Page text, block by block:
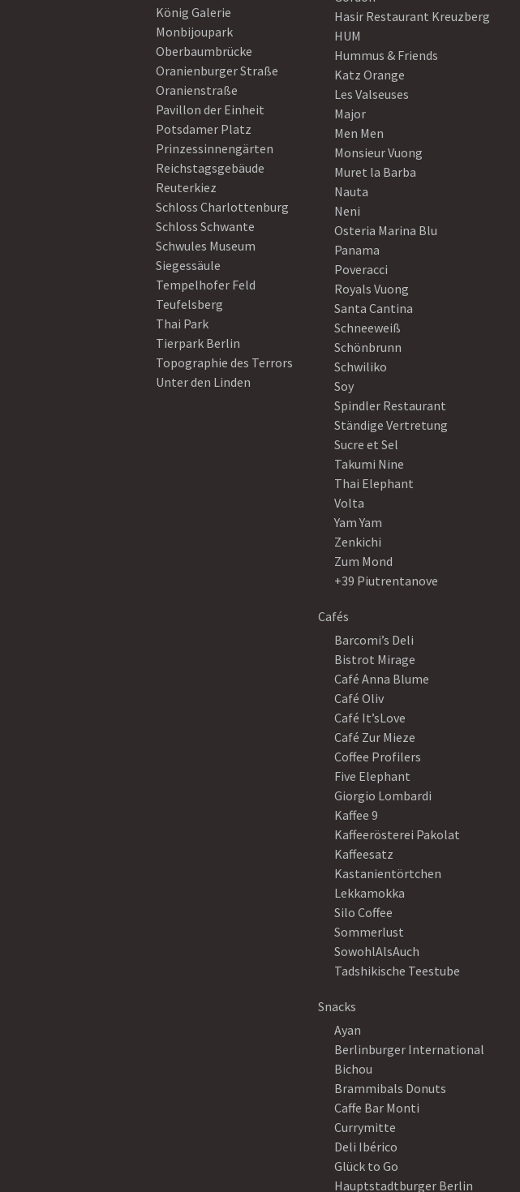
König Galerie
Monbijoupark
Oberbaumbrücke
Oranienburger Straße
Oranienstraße
Pavillon der Einheit
Potsdamer Platz
Prinzessinnengärten
Reichstagsgebäude
Reuterkiez
Schloss Charlottenburg
Schloss Schwante
Schwules Museum
Siegessäule
Tempelhofer Feld
Teufelsberg
Thai Park
Tierpark Berlin
Topographie des Terrors
Unter den Linden
Hasir Restaurant Kreuzberg
HUM
Hummus & Friends
Katz Orange
Les Valseuses
Major
Men Men
Monsieur Vuong
Muret la Barba
Nauta
Neni
Osteria Marina Blu
Panama
Poveracci
Royals Vuong
Santa Cantina
Schneeweiß
Schönbrunn
Schwiliko
Soy
Spindler Restaurant
Ständige Vertretung
Sucre et Sel
Takumi Nine
Thai Elephant
Volta
Yam Yam
Zenkichi
Zum Mond
+39 Piutrentanove
Cafés
Barcomi’s Deli
Bistrot Mirage
Café Anna Blume
Café Oliv
Café It’sLove
Café Zur Mieze
Coffee Profilers
Five Elephant
Giorgio Lombardi
Kaffee 9
Kaffeerösterei Pakolat
Kaffeesatz
Kastanientörtchen
Lekkamokka
Silo Coffee
Sommerlust
SowohlAlsAuch
Tadshikische Teestube
Snacks
Ayan
Berlinburger International
Bichou
Brammibals Donuts
Caffe Bar Monti
Currymitte
Deli Ibérico
Glück to Go
Hauptstadtburger Berlin